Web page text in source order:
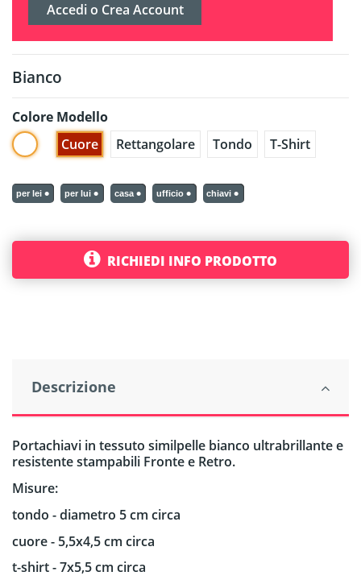
Accedi o Crea Account
Bianco
Colore
Bianco
Modello
Cuore
Rettangolare Tondo T-Shirt
per lei per lui casa ufficio chiavi
RICHIEDI INFO PRODOTTO
Descrizione
Portachiavi in tessuto similpelle bianco ultrabrillante e
resistente stampabili Fronte e Retro.
Misure:
tondo - diametro 5 cm circa
cuore - 5,5x4,5 cm circa
t-shirt - 7x5,5 cm circa